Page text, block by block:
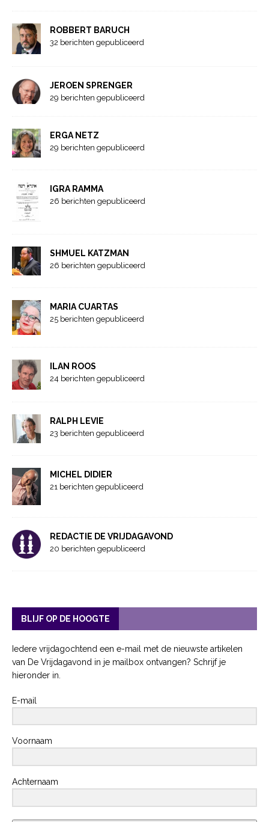
ROBBERT BARUCH
32 berichten gepubliceerd
JEROEN SPRENGER
29 berichten gepubliceerd
ERGA NETZ
29 berichten gepubliceerd
IGRA RAMMA
26 berichten gepubliceerd
SHMUEL KATZMAN
26 berichten gepubliceerd
MARIA CUARTAS
25 berichten gepubliceerd
ILAN ROOS
24 berichten gepubliceerd
RALPH LEVIE
23 berichten gepubliceerd
MICHEL DIDIER
21 berichten gepubliceerd
REDACTIE DE VRIJDAGAVOND
20 berichten gepubliceerd
BLIJF OP DE HOOGTE
Iedere vrijdagochtend een e-mail met de nieuwste artikelen
van De Vrijdagavond in je mailbox ontvangen? Schrijf je
hieronder in.
E-mail
Voornaam
Achternaam